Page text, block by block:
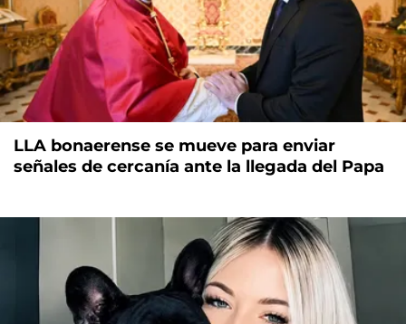
LLA bonaerense se mueve para enviar
señales de cercanía ante la llegada del Papa